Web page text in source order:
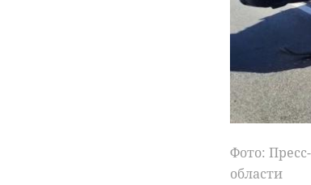
Фото:
области